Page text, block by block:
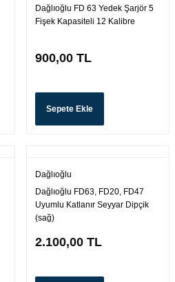
Dağlıoğlu FD 63 Yedek Şarjör 5
Fişek Kapasiteli 12 Kalibre
900,00 TL
Sepete Ekle
Dağlıoğlu
Dağlıoğlu FD63, FD20, FD47
Uyumlu Katlanır Seyyar Dipçik
(sağ)
2.100,00 TL